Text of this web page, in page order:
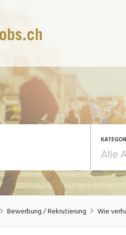
Arbeit
Bewerbung / Rekrutierung Wie